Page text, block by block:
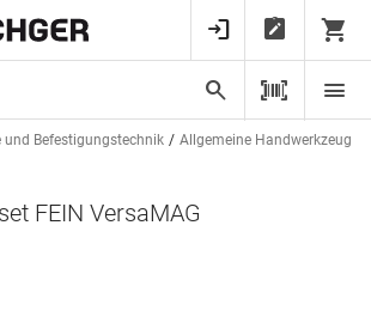
und Befestigungstechnik Allgemeine Handwerkzeuge
FEIN VersaMAG